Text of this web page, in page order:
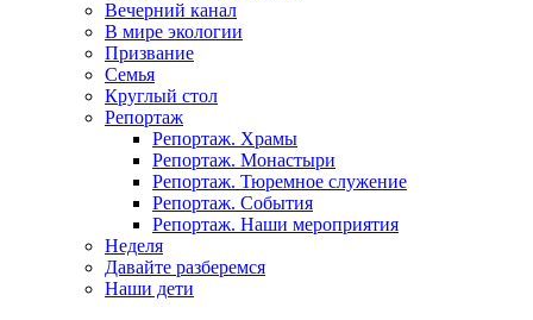
Вечерний канал
В мире экологии
Призвание
Семья
Круглый стол
Репортаж
Репортаж. Храмы
Репортаж. Монастыри
Репортаж. Тюремное служение
Репортаж. События
Репортаж. Наши мероприятия
Неделя
Давайте разберемся
Наши дети